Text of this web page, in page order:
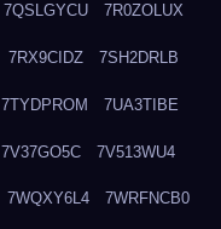
7QSLGYCU 7R0ZOLUX
7RX9CIDZ 7SH2DRLB
7TYDPROM 7UA3TIBE
7V37GO5C 7V513WU4
7WQXY6L4 7WRFNCB0